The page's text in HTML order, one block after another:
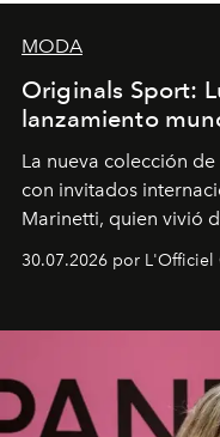
MODA
Originals Sport:
lanzamiento
La nueva colección
con invitados
Marinetti, quien vivió
fusiona moda y
30.07.2026 por L'Officiel